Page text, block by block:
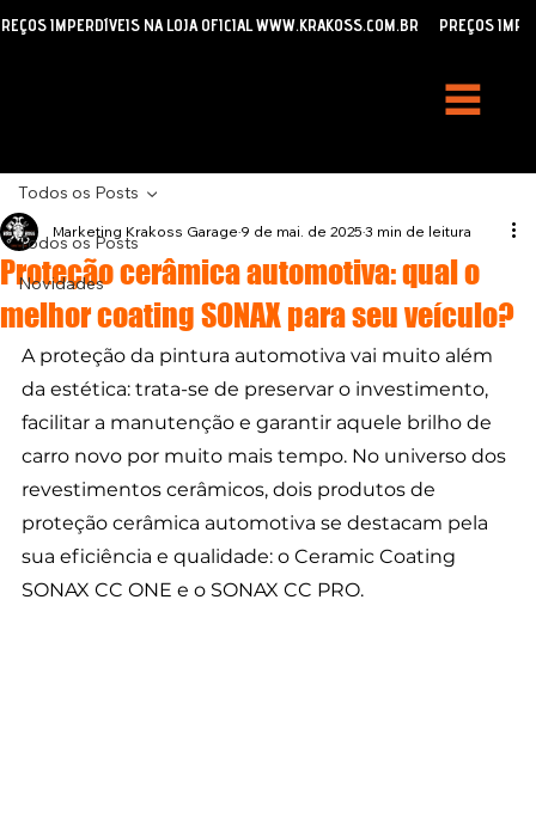
IMPERDÍVEIS NA LOJA OFICIAL WWW.KRAKOSS.COM.BR
Todos os Posts
Novidades
Todos os Posts
Proteção cerâmica automotiva: qual o
melhor coating SONAX para seu veículo?
Marketing Krakoss Garage 9 de mai. de 2025 3 min de leitura
A proteção da pintura automotiva vai muito além
da estética: trata-se de preservar o investimento,
facilitar a manutenção e garantir aquele brilho de
carro novo por muito mais tempo. No universo dos
revestimentos cerâmicos, dois produtos de
proteção cerâmica automotiva se destacam pela
sua eficiência e qualidade: o Ceramic Coating
SONAX CC ONE e o SONAX CC PRO.